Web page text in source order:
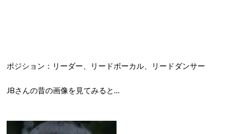
ポジション：リーダー、リードボーカル、リードダンサー
JBさんの昔の画像を見てみると…